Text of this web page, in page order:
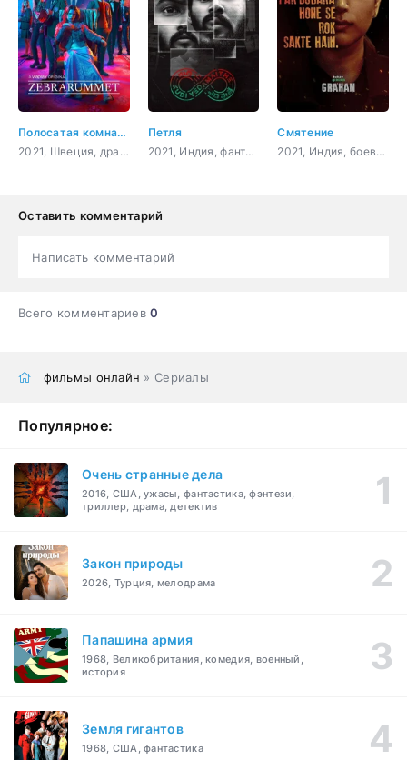
Полосатая комната
2021, Швеция, драма, криминал
Петля
2021, Индия, фантастика, триллер, криминал
Смятение
2021, Индия, боевик, триллер, драма, история
Оставить комментарий
Написать комментарий
Всего комментариев0
фильмы онлайн » Сериалы
Популярное:
Очень странные дела
2016, США, ужасы, фантастика, фэнтези,
триллер, драма, детектив
Закон природы
2026, Турция, мелодрама
Папашина армия
1968, Великобритания, комедия, военный,
история
Земля гигантов
1968, США, фантастика